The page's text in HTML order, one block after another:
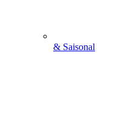
& Saisonal